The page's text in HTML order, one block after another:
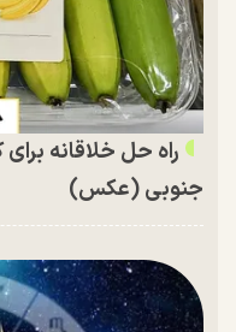
راه حل خلاقانه
جنوبی (عکس)